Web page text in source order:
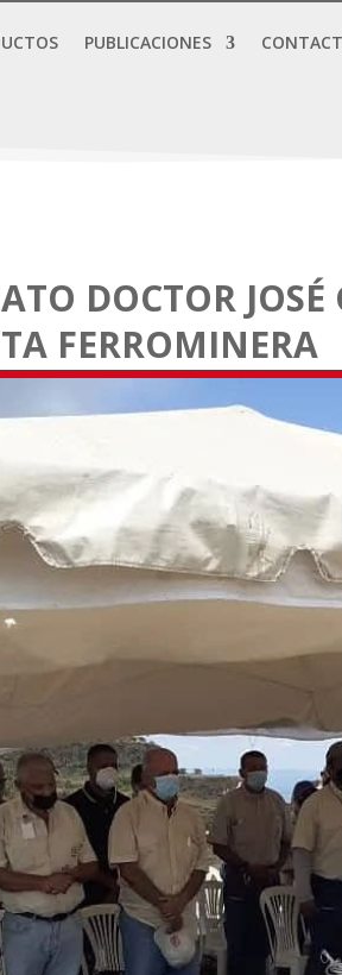
PUBLICACIONES
DOCTOR JOSÉ
FERROMINERA